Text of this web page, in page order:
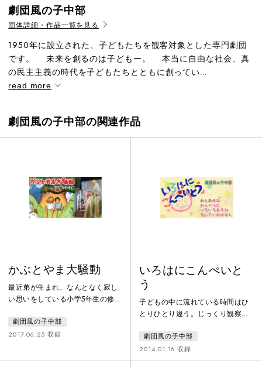
劇団風の子中部
団体詳細・作品一覧を見る
1950年に設立された、子どもたちを観客対象とした専門劇団
です。 未来を創るのは子どもー。 本当に自由な社会、真
の民主主義の時代を子どもたちとともに創ってい...
read more
劇団風の子中部の関連作品
かぶとやま大騒動
最近弟が生まれ、なんとなく寂し
い思いをしている小学5年生の修一
とで忙しく、あそぶ時間もない同
級生の直人。ひょんなことから二
劇団風の子中部
2017.06.25 収録
いろはにこんぺいと
う
子どもの中に流れている時間はひ
とりひとり違う。じっくり観察し
好奇心の趣くままいろんなものを
どんどん吸収していく子、いろん
な人間がいて、色んな気分の時も
劇団風の子中部
2014.01.16 収録